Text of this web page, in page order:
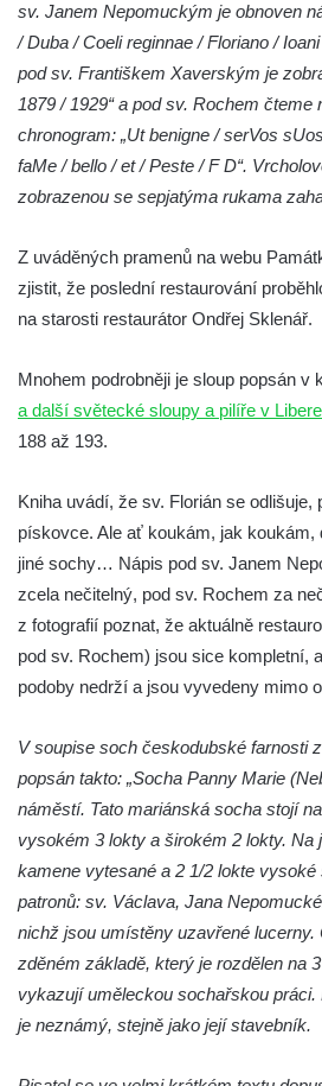
náměstí v Trutnově
Sloup Panny Marie na Dolním
Olomouci
Sloup Panny Marie na Masarykově
ve Vyškově
Sloup svatého Františka Xaverského
Krupce
Sloup svatého Václava u kostela
Sloup svatého Isidora u hřbitova
Sloup Panny Marie na hřbitově ve
Rakovníku
Sloup Panny Marie na náměstí krále
Vladislava ve Velvarech
Sloup Nejsvětější Trojice v zahradě
čp. 174 na návsi v Podsedicích
Sloup svatého Floriána a svatého
v Pnětlukách u Podsedic
Sloup svatého Jana Nepomuckého v
Budyni nad Ohří
Sloup Panny Marie v klášteře v Oseku
Sloup Panny Marie se sochami
Jana Nepomuckého a svatého
Chcebuzi
Sloup Panny Marie na Mírovém
Lounech
Sloup se sochou Piety u hřbitova ve
sv. Janem Nepomuckým je obnoven
/ Duba / Coeli reginnae / Floriano /
pod sv. Františkem Xaverským je
1879 / 1929“ a pod sv. Rochem čteme
chronogram: „Ut benigne / serVos
faMe / bello / et / Peste / F D“.
zobrazenou se sepjatýma rukama
Z uváděných pramenů na webu
zjistit, že poslední restaurování
na starosti restaurátor Ondřej Sklenář.
Mnohem podrobněji je sloup popsán v
a další světecké sloupy a pilíře v
188 až 193.
Kniha uvádí, že sv. Florián se odlišuje,
pískovce. Ale ať koukám, jak koukám,
jiné sochy… Nápis pod sv. Janem
zcela nečitelný, pod sv. Rochem za
z fotografií poznat, že aktuálně
pod sv. Rochem) jsou sice kompletní,
podoby nedrží a jsou vyvedeny mimo
V soupise soch českodubské farnosti
popsán takto: „Socha Panny Marie
náměstí. Tato mariánská socha stojí
vysokém 3 lokty a širokém 2 lokty. Na
kamene vytesané a 2 1/2 lokte
patronů: sv. Václava, Jana
nichž jsou umístěny uzavřené lucerny.
zděném základě, který je rozdělen na
vykazují uměleckou sochařskou
je neznámý, stejně jako její stavebník.